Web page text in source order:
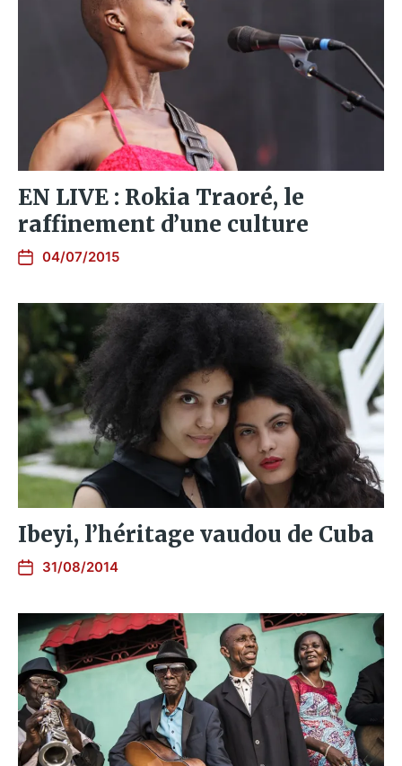
EN LIVE : Rokia Traoré, le
raffinement d’une culture
04/07/2015
Ibeyi, l’héritage vaudou de Cuba
31/08/2014